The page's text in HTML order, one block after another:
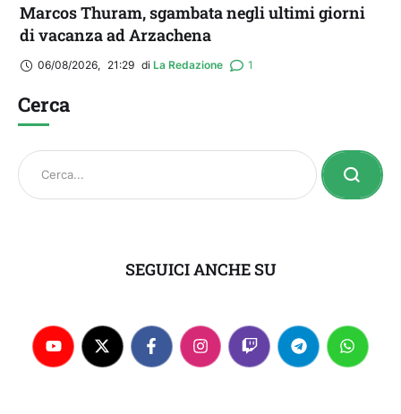
Marcos Thuram, sgambata negli ultimi giorni
di vacanza ad Arzachena
06/08/2026, 21:29 di La Redazione 1
Cerca
SEGUICI ANCHE SU